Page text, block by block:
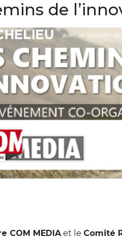
de
COM MEDIAet le Comité